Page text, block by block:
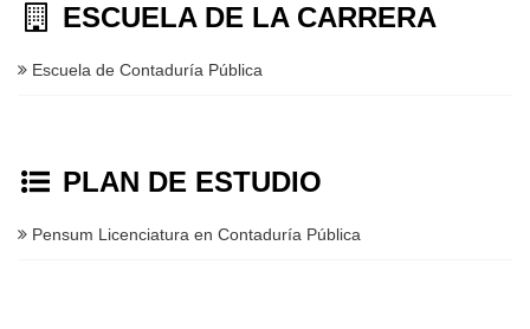
ESCUELA DE LA CARRERA
Escuela de Contaduría Pública
PLAN DE ESTUDIO
Pensum Licenciatura en Contaduría Pública